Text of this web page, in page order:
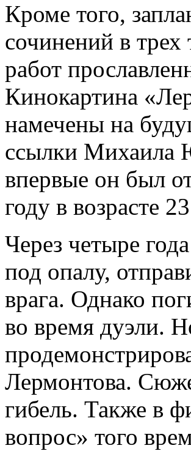
Кроме того,
сочинений в
работ
Кинокартина
намечены на
ссылки Михаила
впервые он был
году в возрасте
Через четыре
под опалу,
врага. Однако
во время дуэли.
Лермонтова.
гибель. Также в
вопрос» того